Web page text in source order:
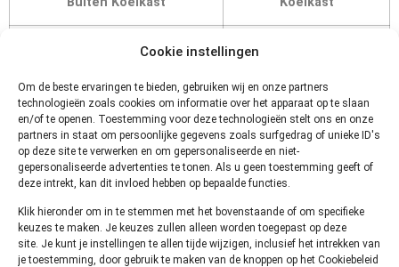
Cookie instellingen
Om de beste ervaringen te bieden, gebruiken wij en onze partners
technologieën zoals cookies om informatie over het apparaat op te slaan
en/of te openen. Toestemming voor deze technologieën stelt ons en onze
partners in staat om persoonlijke gegevens zoals surfgedrag of unieke ID's
op deze site te verwerken en om gepersonaliseerde en niet-
gepersonaliseerde advertenties te tonen. Als u geen toestemming geeft of
deze intrekt, kan dit invloed hebben op bepaalde functies.
Klik hieronder om in te stemmen met het bovenstaande of om specifieke
keuzes te maken. Je keuzes zullen alleen worden toegepast op deze
site. Je kunt je instellingen te allen tijde wijzigen, inclusief het intrekken van
je toestemming, door gebruik te maken van de knoppen op het Cookiebeleid
Ongeopende Houdbare
houdbaarheidsdatum
Ongeopende bus Spuitroom
volg bewaaradvies en
houdbaarheidsdatum
Geopende Slagroom 4
bus Spuitroom volg
bewaaradvies en
houdbaarheidsdatum
op de bus
Hoe
kun je